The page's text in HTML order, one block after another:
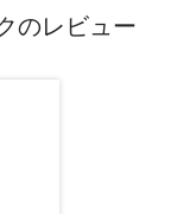
のレビュー